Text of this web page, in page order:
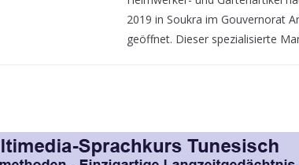
2019 in Soukra im Gouvernorat
geöffnet. Dieser spezialisierte